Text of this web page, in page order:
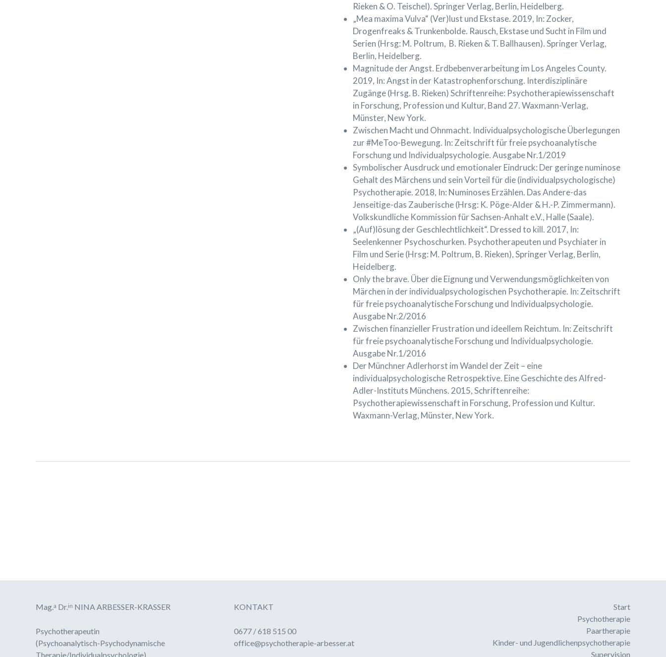
Rieken & O. Teischel). Springer Verlag, Berlin, Heidelberg.
„Mea maxima Vulva“ (Ver)lust und Ekstase. 2019, In: Zocker,
Drogenfreaks & Trunkenbolde. Rausch, Ekstase und Sucht in Film und
Serien (Hrsg: M. Poltrum, B. Rieken & T. Ballhausen). Springer Verlag,
Berlin, Heidelberg.
Magnitude der Angst. Erdbebenverarbeitung im Los Angeles County.
2019, In: Angst in der Katastrophenforschung. Interdisziplinäre
Zugänge (Hrsg. B. Rieken) Schriftenreihe: Psychotherapiewissenschaft
in Forschung, Profession und Kultur, Band 27. Waxmann-Verlag,
Münster, New York.
Zwischen Macht und Ohnmacht. Individualpsychologische Überlegungen
zur #MeToo-Bewegung. In: Zeitschrift für freie psychoanalytische
Forschung und Individualpsychologie. Ausgabe Nr.1/2019
Symbolischer Ausdruck und emotionaler Eindruck: Der geringe numinose
Gehalt des Märchens und sein Vorteil für die (individualpsychologische)
Psychotherapie. 2018, In: Numinoses Erzählen. Das Andere-das
Jenseitige-das Zauberische (Hrsg: K. Pöge-Alder & H.-P. Zimmermann).
Volkskundliche Kommission für Sachsen-Anhalt e.V., Halle (Saale).
„(Auf)lösung der Geschlechtlichkeit“. Dressed to kill. 2017, In:
Seelenkenner Psychoschurken. Psychotherapeuten und Psychiater in
Film und Serie (Hrsg: M. Poltrum, B. Rieken), Springer Verlag, Berlin,
Heidelberg.
Only the brave. Über die Eignung und Verwendungsmöglichkeiten von
Märchen in der individualpsychologischen Psychotherapie. In: Zeitschrift
für freie psychoanalytische Forschung und Individualpsychologie.
Ausgabe Nr.2/2016
Zwischen finanzieller Frustration und ideellem Reichtum. In: Zeitschrift
für freie psychoanalytische Forschung und Individualpsychologie.
Ausgabe Nr.1/2016
Der Münchner Adlerhorst im Wandel der Zeit – eine
individualpsychologische Retrospektive. Eine Geschichte des Alfred-
Adler-Instituts Münchens. 2015, Schriftenreihe:
Psychotherapiewissenschaft in Forschung, Profession und Kultur.
Waxmann-Verlag, Münster, New York.
Mag.a Dr.in NINA ARBESSER-KRASSER
Psychotherapeutin
(Psychoanalytisch-Psychodynamische
Therapie/Individualpsychologie)
KONTAKT
0677 / 618 515 00
office@psychotherapie-arbesser.at
Start
Psychotherapie
Paartherapie
Kinder- und Jugendlichenpsychotherapie
Supervision